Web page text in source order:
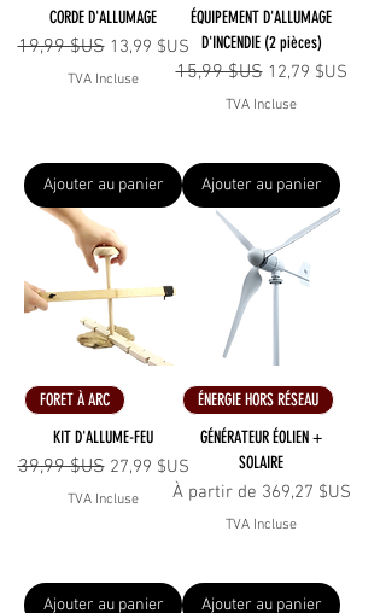
CORDE D'ALLUMAGE
Prix original
19,99 $US Prix promotionnel
13,99 $US
TVA Incluse
Ajouter au panier
ÉQUIPEMENT D'ALLUMAGE
D'INCENDIE (2 pièces)
Prix original
15,99 $US Prix
12,79 $US
TVA Incluse
Ajouter au panier
FORET À ARC
KIT D'ALLUME-FEU
Prix original
39,99 $US Prix promotionnel
27,99 $US
TVA Incluse
Ajouter au panier
ÉNERGIE HORS RÉSEAU
GÉNÉRATEUR ÉOLIEN +
SOLAIRE
À partir de 369,27 $US
Prix promotionnel
TVA Incluse
Ajouter au panier